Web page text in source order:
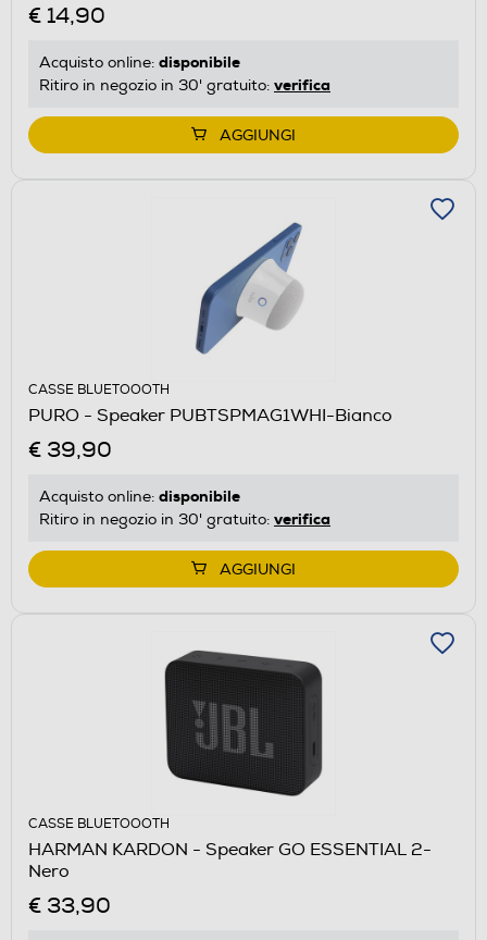
€ 14,90
Acquisto online: disponibile
Ritiro in negozio in 30' gratuito: verifica
AGGIUNGI
CASSE BLUETOOOTH
PURO - Speaker PUBTSPMAG1WHI-Bianco
€ 39,90
Acquisto online: disponibile
Ritiro in negozio in 30' gratuito: verifica
AGGIUNGI
CASSE BLUETOOOTH
HARMAN KARDON - Speaker GO ESSENTIAL 2-
Nero
€ 33,90